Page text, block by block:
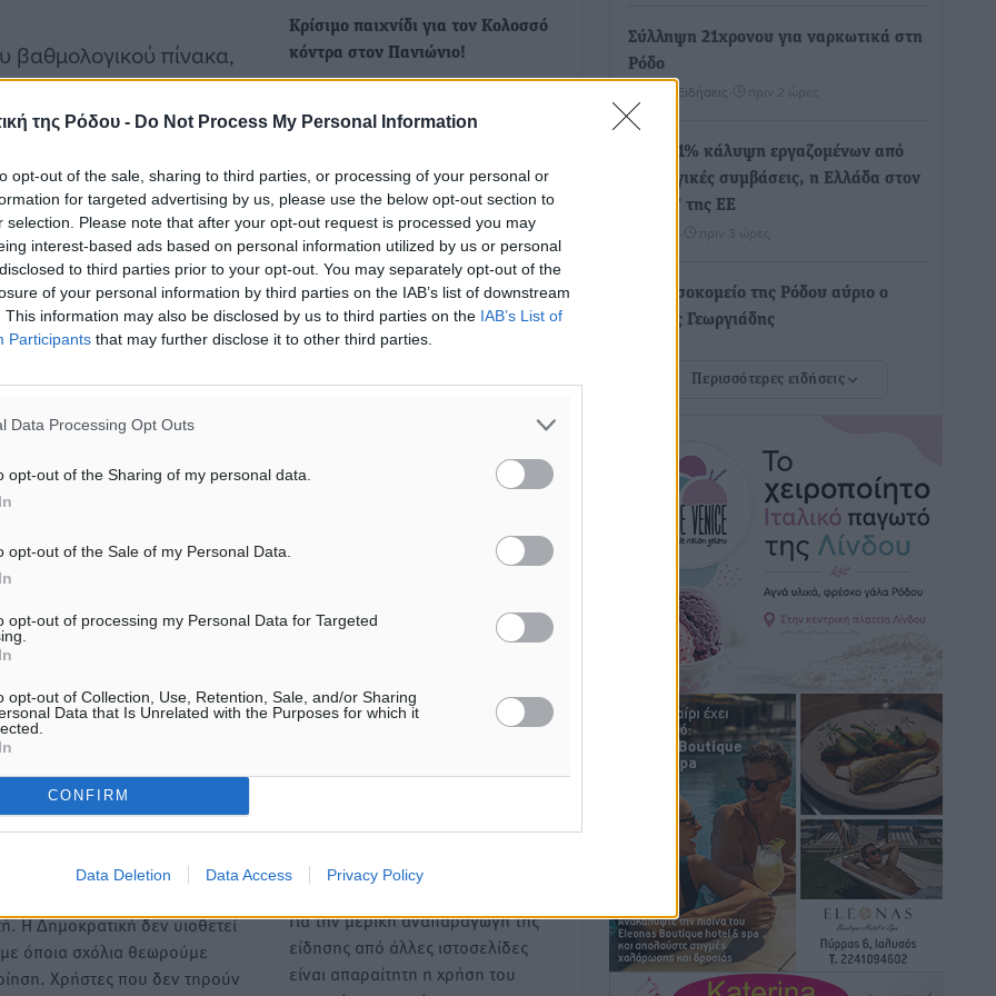
της Ρόδου - Do Not Process My Personal Information
opt-out of the sale, sharing to third parties, or processing of your personal or
for targeted advertising by us, please use the below opt-out section to
selection. Please note that after your opt-out request is processed you may
interest-based ads based on personal information utilized by us or personal
to third parties prior to your opt-out. You may separately opt-out of the
of your personal information by third parties on the IAB’s list of downstream
This information may also be disclosed by us to third parties on the IAB’s List of
Participants that may further disclose it to other third parties.
Data Processing Opt Outs
opt-out of the Sharing of my personal data.
opt-out of the Sale of my Personal Data.
opt-out of processing my Personal Data for Targeted
opt-out of Collection, Use, Retention, Sale, and/or Sharing
Data that Is Unrelated with the Purposes for which it
CONFIRM
Data Deletion Data Access Privacy Policy
βαθμολογικού πίνακα,
να διατηρήσουν την
τους. Ο τεχνικός
αγωνιστικό
παιχνίδι είναι οι:
Γ. Σπανός, Κούτολο,
Χριστοδούλου,
αναζήτησης
μας στο Google News ★ ↗
Κρίσιμο παιχνίδι για τον Κολοσσό
κόντρα στον Πανιώνιο!
Μία μεγάλη νίκη, με την οποία θα
εξασφαλίσει από νωρίς
ΕΠΙΣΗΣ
Διαγόρας: Στα
«κυανέρυθρα» ο Janni Pembe
ΑΘΛΗΤΙΚΆ
Α.Σ. Ρόδος: Πρώτη… στην νέα
Η Δημοκρατική δεν υιοθετεί
όποια σχόλια θεωρούμε
Χρήστες που δεν τηρούν
Υπενθύμιση:
Για την μερική αναπαραγωγή της
είδησης από άλλες ιστοσελίδες
είναι απαραίτητη η χρήση του
Σύλληψη 21χρονου για ναρκωτικά στη
Ρόδο
Τοπικές Ειδήσεις πριν 2 ώρες
Με 13,1% κάλυψη εργαζομένων από
συλλογικές συμβάσεις, η Ελλάδα στον
“πάτο” της ΕΕ
πριν 3 ώρες
Στο νοσοκομείο της Ρόδου αύριο ο
Άδωνις Γεωργιάδης
η επιμήκυνση της τουριστικής σεζόν
στο νησί
Τοπικές Ειδήσεις πριν 3 ώρες
Α.Σ. Ρόδος: Πρώτη… στην νέα σελίδα
των «ελαφιών» (φωτορεπορτάζ)
Αθλητικά• πριν 3 ώρες
Στίβος: Οι βαθμολογίες των συλλόγων
της Δωδεκανήσου
Αθλητικά• πριν 3 ώρες
Νέες ταυτότητες: Ποιοι πρέπει να τις
αλλάξουν άμεσα και ποιοι όχι
• πριν 3 ώρες
Στον Ιπποκράτη η Μαρία Βλάχου
Αθλητικά• πριν 3 ώρες
Περισσότερες ειδήσεις